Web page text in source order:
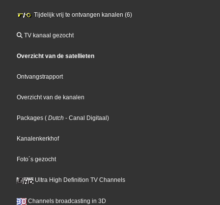
Tijdelijk vrij te ontvangen kanalen (6)
TV kanaal gezocht
Overzicht van de satellieten
Ontvangstrapport
Overzicht van de kanalen
Packages ( Dutch - Canal Digitaal)
Kanalenkerkhof
Foto´s gezocht
Ultra High Definition TV Channels
Channels broadcasting in 3D